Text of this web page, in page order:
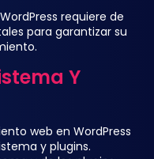
requiere de
para garantizar su
Y
web en WordPress
y plugins.